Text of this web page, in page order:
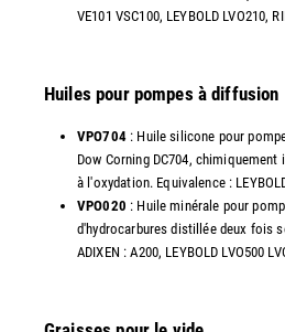
VE101 VSC100, LEYBOLD LVO210,
Huiles pour pompes à diffusion
VPO704: Huile silicone pour
Dow Corning DC704,
à l'oxydation. Equivalence :
VPO020 : Huile minérale pour
d'hydrocarbures distillée deux fois
ADIXEN : A200, LEYBOLD LVO500